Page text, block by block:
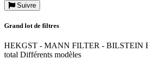
Suivre
Grand lot de filtres
HEKGST - MANN FILTER - BILSTEIN
total Différents modèles